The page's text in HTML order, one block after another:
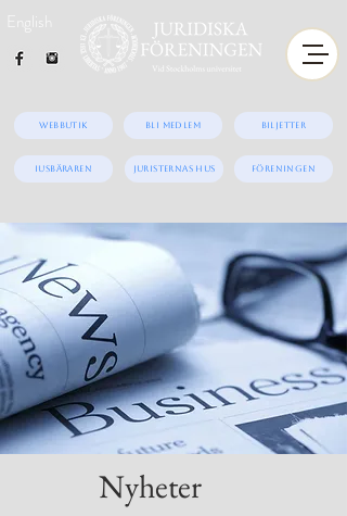
Bli medlem Biljetter
English
Webbutik
iUSBäraren Juristernas hus Föreningen
Nyheter